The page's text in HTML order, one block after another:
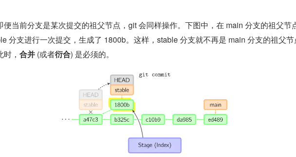
便当前分支是某次提交的祖父节点，git 会同样操作。下图中，在 main 分支的祖父节
分支进行一次提交，生成了 1800b。这样，stable 分支就不再是 main 分支的祖父节
时， 合并 (或者衍合) 是必须的。